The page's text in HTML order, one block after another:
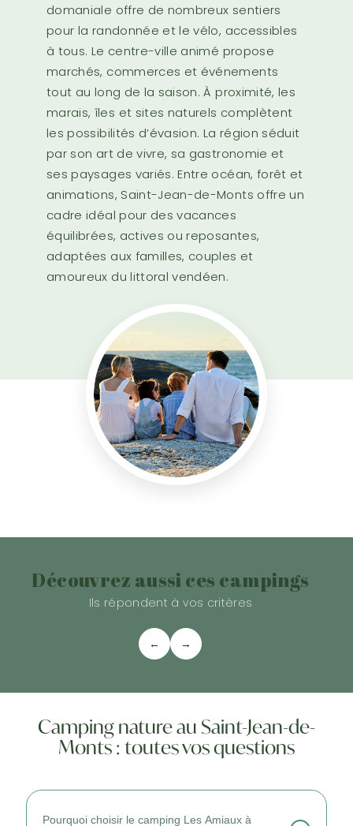
domaniale offre de nombreux sentiers
pour la randonnée et le vélo, accessibles
à tous. Le centre-ville animé propose
marchés, commerces et événements
tout au long de la saison. À proximité, les
marais, îles et sites naturels complètent
les possibilités d’évasion. La région séduit
par son art de vivre, sa gastronomie et
ses paysages variés. Entre océan, forêt et
animations, Saint-Jean-de-Monts offre un
cadre idéal pour des vacances
équilibrées, actives ou reposantes,
adaptées aux familles, couples et
amoureux du littoral vendéen.
Découvrez aussi ces campings
Ils répondent à vos critères
← →
Camping nature au Saint-Jean-de-
Monts : toutes vos questions
Pourquoi choisir le camping Les Amiaux à